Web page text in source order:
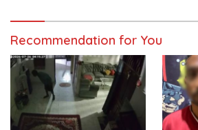
Recommendation for You